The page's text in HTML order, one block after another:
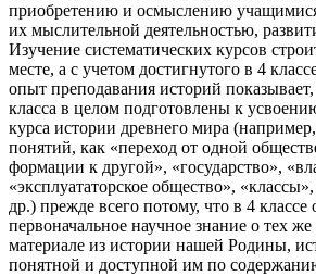
приобретению и осмыслению
их мыслительной деятельностью,
Изучение систематических курсов
месте, а с учетом достигнутого в 4
опыт преподавания историй
класса в целом подготовлены к
курса истории древнего мира
понятий, как «переход от одной
формации к другой», «государство»,
«эксплуататорское общество»,
др.) прежде всего потому, что в 4
первоначальное научное знание о тех
материале из истории нашей Родины,
понятной и доступной им по